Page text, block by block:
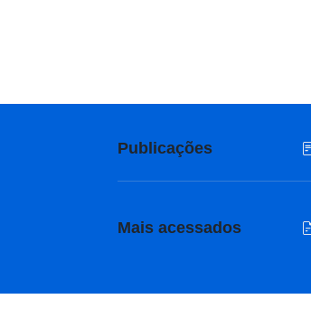
Publicações
Mais acessados